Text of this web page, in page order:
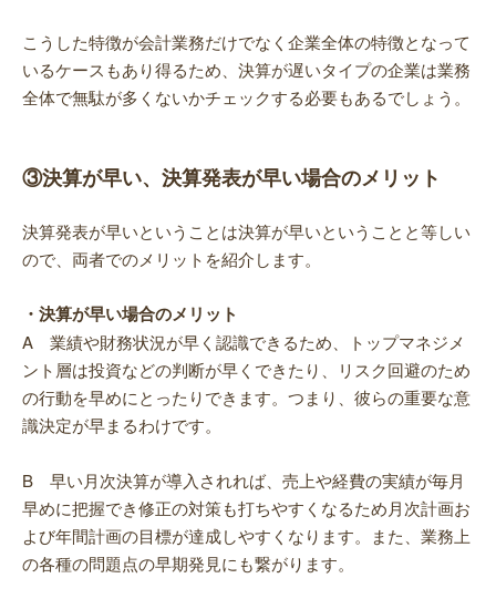
こうした特徴が会計業務だけでなく企業全体の特徴となって
いるケースもあり得るため、決算が遅いタイプの企業は業務
全体で無駄が多くないかチェックする必要もあるでしょう。
③決算が早い、決算発表が早い場合のメリット
決算発表が早いということは決算が早いということと等しい
ので、両者でのメリットを紹介します。
・決算が早い場合のメリット
A 業績や財務状況が早く認識できるため、トップマネジメ
ント層は投資などの判断が早くできたり、リスク回避のため
の行動を早めにとったりできます。つまり、彼らの重要な意
識決定が早まるわけです。
B 早い月次決算が導入されれば、売上や経費の実績が毎月
早めに把握でき修正の対策も打ちやすくなるため月次計画お
よび年間計画の目標が達成しやすくなります。また、業務上
の各種の問題点の早期発見にも繋がります。